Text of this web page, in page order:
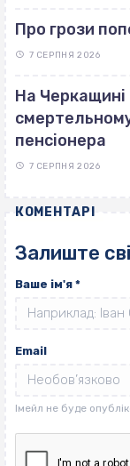
Про грози
7 СЕРПНЯ 2026
На Черкащині
пенсіонера
7 СЕРПНЯ 2026
КОМЕНТАРІ
Залиште
Ваше ім'я *
Email